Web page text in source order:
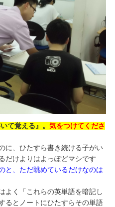
て覚える』。 気をつけてくださ
に、ひたすら書き続ける子がい
だけよりはよっぽどマシです
と、ただ眺めているだけなのは
よく「これらの英単語を暗記し
るとノートにひたすらその単語